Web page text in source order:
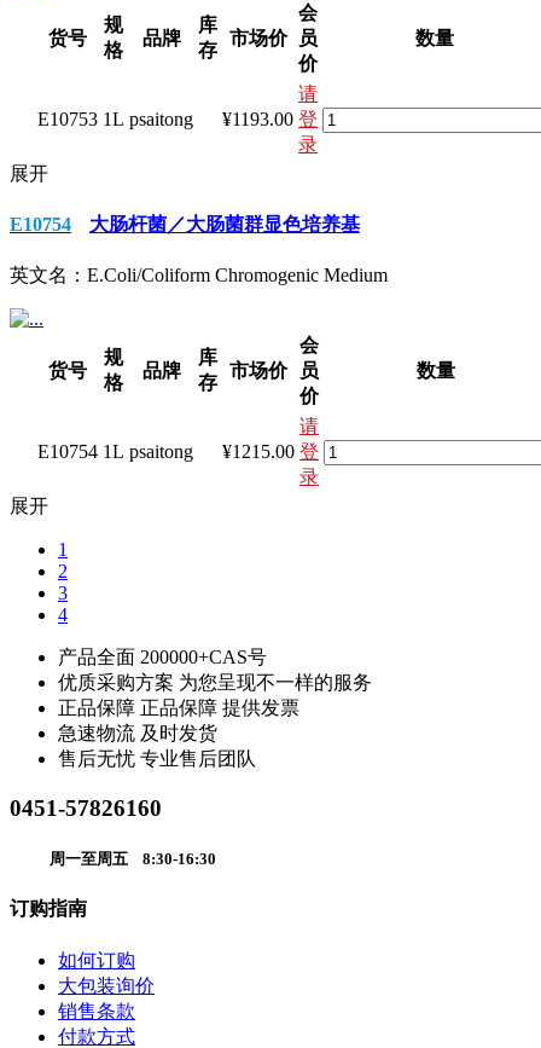
货号
规
格
品牌
库
存
市场价
会
员
价
数量
E10753 1L psaitong ¥1193.00
请
登
录
展开
E10754 大肠杆菌／大肠菌群显色培养基
英文名： E.Coli/Coliform Chromogenic Medium
货号
规
格
品牌
库
存
市场价
会
员
价
数量
E10754 1L psaitong ¥1215.00
请
登
录
展开
1
2
3
4
产品全面 200000+CAS号
优质采购方案 为您呈现不一样的服务
正品保障 正品保障 提供发票
急速物流 及时发货
售后无忧 专业售后团队
0451-57826160
周一至周五 8:30-16:30
订购指南
如何订购
大包装询价
销售条款
付款方式